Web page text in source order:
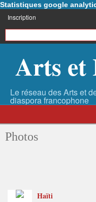
Statistiques google
Inscription
Arts et
Photos
Haïti